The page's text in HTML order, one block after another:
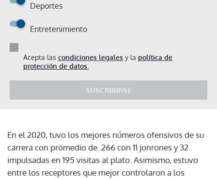
Deportes
Entretenimiento
Acepta las condiciones legales y la política de
protección de datos.
SUSCRIBIRSE
En el 2020, tuvo los mejores números ofensivos de su
carrera con promedio de .266 con 11 jonrones y 32
impulsadas en 195 visitas al plato. Asimismo, estuvo
entre los receptores que mejor controlaron a los